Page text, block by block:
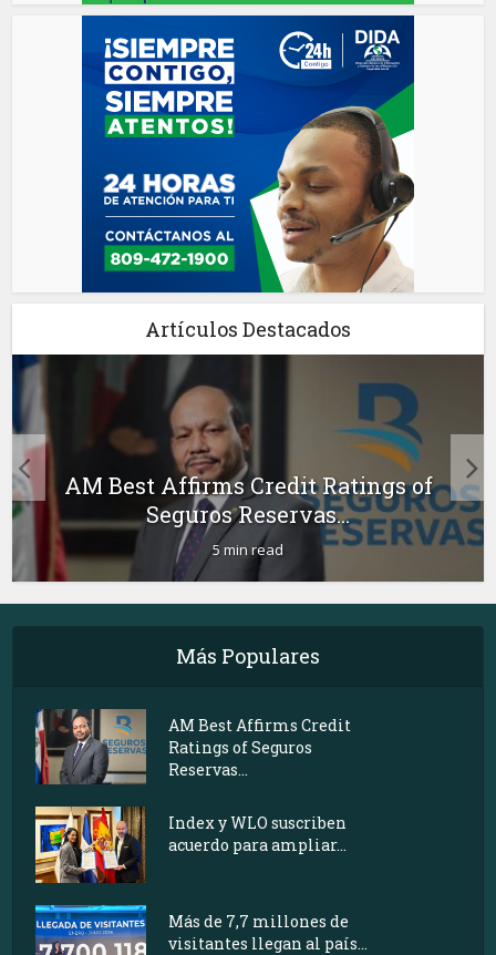
Artículos Destacados
AM Best Affirms Credit Ratings of
Seguros Reservas...
5 min read
Más Populares
AM Best Affirms Credit
Ratings of Seguros
Reservas...
Index y WLO suscriben
acuerdo para ampliar...
Más de 7,7 millones de
visitantes llegan al país...